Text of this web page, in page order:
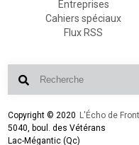
Entreprises
Cahiers spéciaux
Flux RSS
Copyright © 2020 L'Écho de
5040, boul. des Vétérans
Lac-Mégantic (Qc)